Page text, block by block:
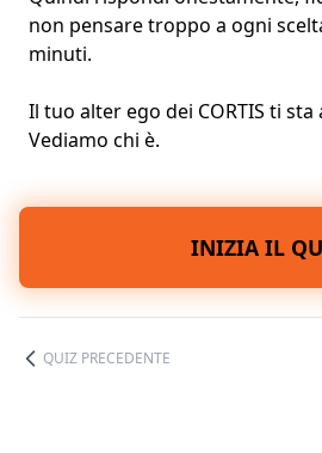
non pensare troppo a ogni
minuti.
Il tuo alter ego dei CORTIS ti
Vediamo chi è.
INIZIA IL
QUIZ PRECEDENTE